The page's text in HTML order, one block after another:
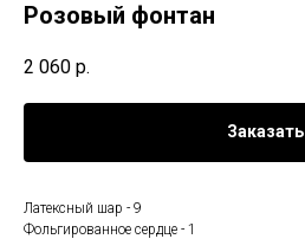
Розовый фонтан
2 060 р.
Заказать
Латексный шар - 9
Фольгированное сердце - 1